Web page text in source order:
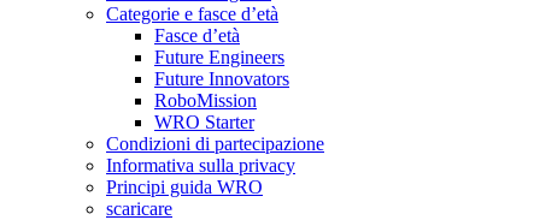
Categorie e fasce d’età
Fasce d’età
Future Engineers
Future Innovators
RoboMission
WRO Starter
Condizioni di partecipazione
Informativa sulla privacy
Principi guida WRO
scaricare